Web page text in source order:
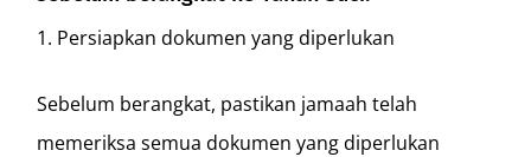
Persiapkan dokumen yang diperlukan
Sebelum berangkat, pastikan jamaah telah
memeriksa semua dokumen yang diperlukan